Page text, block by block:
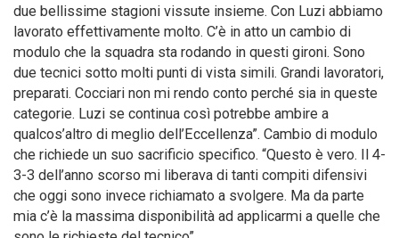
due bellissime stagioni vissute insieme. Con Luzi abbiamo
lavorato effettivamente molto. C’è in atto un cambio di
modulo che la squadra sta rodando in questi gironi. Sono
due tecnici sotto molti punti di vista simili. Grandi lavoratori,
preparati. Cocciari non mi rendo conto perché sia in queste
categorie. Luzi se continua così potrebbe ambire a
qualcos’altro di meglio dell’Eccellenza”. Cambio di modulo
che richiede un suo sacrificio specifico. “Questo è vero. Il 4-
3-3 dell’anno scorso mi liberava di tanti compiti difensivi
che oggi sono invece richiamato a svolgere. Ma da parte
mia c’è la massima disponibilità ad applicarmi a quelle che